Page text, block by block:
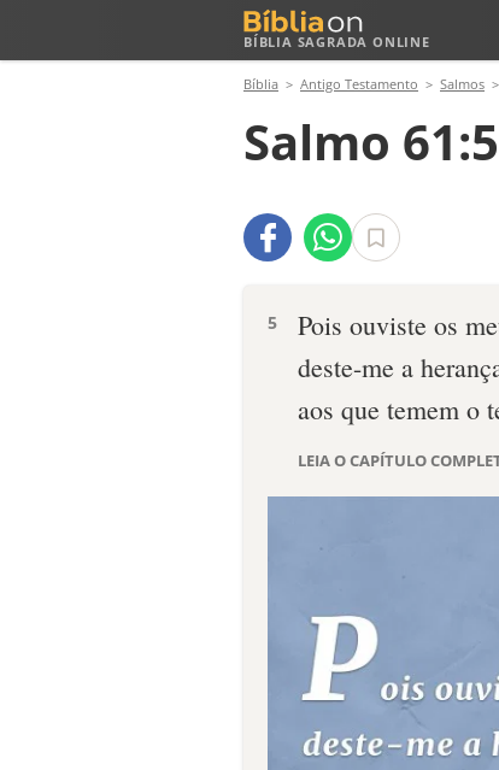
BÍBLIA SAGRADA ONLINE
Bíblia Antigo Testamento Salmos
Salmo 61:5
5
Pois ouviste os
deste-me a
aos que temem o
LEIA O CAPÍTULO